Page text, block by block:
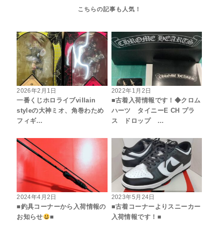
2026年2月1日
一番くじホロライブvillain
styleの大神ミオ、角巻わため
フィギ…
2022年1月2日
■古着入荷情報です！◆クロム
ハーツ タイニーE CH プラ
ス ドロップ …
2024年4月2日
■釣具コーナーから入荷情報の
お知らせ
■
2023年5月24日
■古着コーナーよりスニーカー
入荷情報です！■